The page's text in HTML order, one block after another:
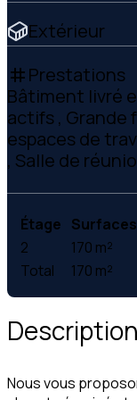
Extérieur
tag Prestations
Bâtiment livré
actifs , Grande
espaces de
, Salle de
Étage Surfaces
2
170 m²
Total
170 m²
Description
Nous vous